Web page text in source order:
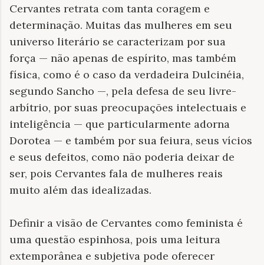
Cervantes retrata com tanta coragem e
determinação. Muitas das mulheres em seu
universo literário se caracterizam por sua
força — não apenas de espírito, mas também
física, como é o caso da verdadeira Dulcinéia,
segundo Sancho —, pela defesa de seu livre-
arbítrio, por suas preocupações intelectuais e
inteligência — que particularmente adorna
Dorotea — e também por sua feiura, seus vícios
e seus defeitos, como não poderia deixar de
ser, pois Cervantes fala de mulheres reais
muito além das idealizadas.
Definir a visão de Cervantes como feminista é
uma questão espinhosa, pois uma leitura
extemporânea e subjetiva pode oferecer